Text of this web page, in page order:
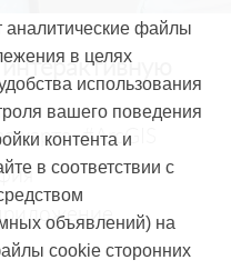
карта #ArcGIS
аналитические файлы
в целях
использования
вашего поведения
контента и
в соответствии с
объявлений) на
cookie сторонних